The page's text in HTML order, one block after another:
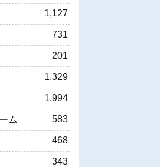
1,127
731
201
1,329
1,994
ム 583
468
343